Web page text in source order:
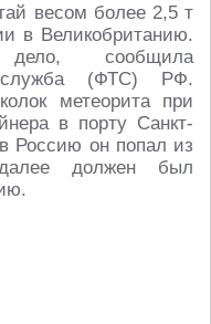
весом более 2,5 т
в Великобританию.
дело, сообщила
служба (ФТС) РФ.
метеорита при
в порту Санкт-
Россию он попал из
должен был